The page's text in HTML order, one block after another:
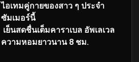
ไอเทมคู่กายของสาว ๆ ประจำ
ซัมเมอร์นี้
เย็นสดชื่นเต็มคาราเบล อัพเลเวล
ความหอมยาวนาน 8 ชม.